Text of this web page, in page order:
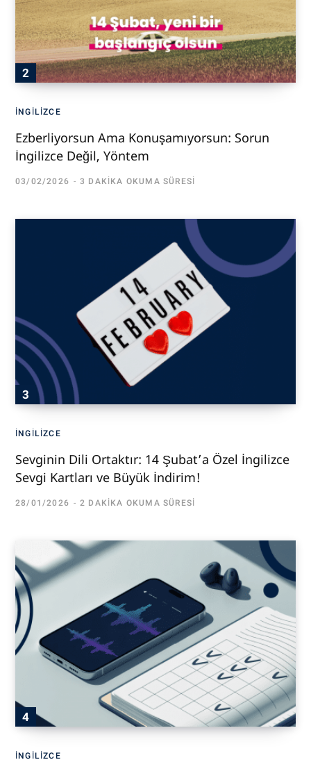
İNGILIZCE
Ezberliyorsun Ama Konuşamıyorsun: Sorun
İngilizce Değil, Yöntem
03/02/2026 3 DAKIKA OKUMA SÜRESI
İNGILIZCE
Sevginin Dili Ortaktır: 14 Şubat’a Özel İngilizce
Sevgi Kartları ve Büyük İndirim!
28/01/2026 2 DAKIKA OKUMA SÜRESI
İNGILIZCE